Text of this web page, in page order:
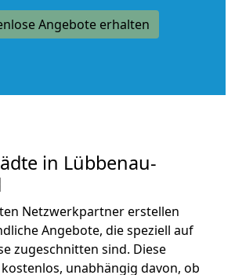
Angebote erhalten
in Lübbenau-
Netzwerkpartner erstellen
Angebote, die speziell auf
zugeschnitten sind. Diese
unabhängig davon, ob